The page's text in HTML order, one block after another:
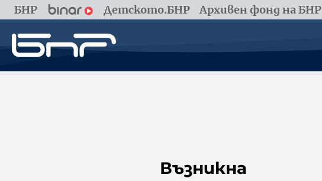
БНР Детското.БНР Архивен фонд на БНР
Възникна